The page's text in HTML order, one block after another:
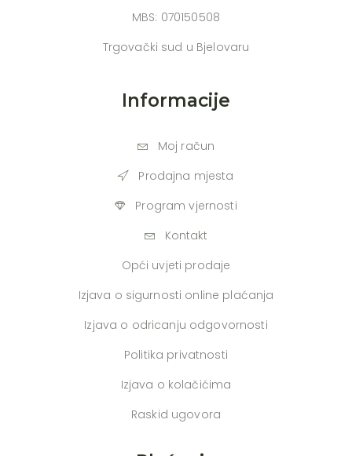
MBS: 070150508
Trgovački sud u Bjelovaru
Informacije
Moj račun
Prodajna mjesta
Program vjernosti
Kontakt
Opći uvjeti prodaje
Izjava o sigurnosti online plaćanja
Izjava o odricanju odgovornosti
Politika privatnosti
Izjava o kolačićima
Raskid ugovora